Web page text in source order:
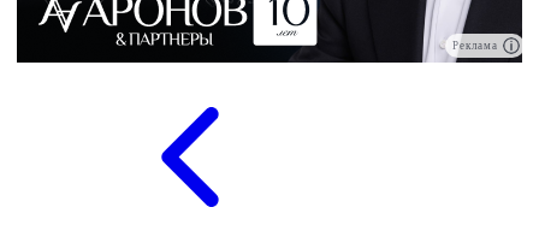
Реклама